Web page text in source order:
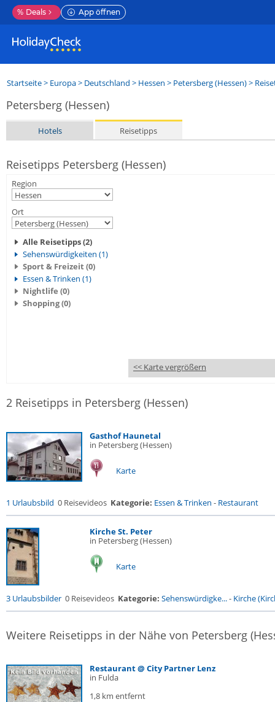
% Deals App öffnen
Startseite> Europa> Deutschland > Hessen > Petersberg (Hessen)>
Petersberg (Hessen)
Hotels Reisetipps
Reisetipps Petersberg (Hessen)
Region
Ort
Alle Reisetipps (2)
Sehenswürdigkeiten (1)
Sport & Freizeit (0)
Essen & Trinken (1)
Nightlife (0)
Shopping (0)
<< Karte vergrößern
2 Reisetipps in Petersberg (Hessen)
Gasthof Haunetal
in Petersberg (Hessen)
Karte
1 Urlaubsbild 0 Reisevideos Kategorie: Essen & Trinken - Restaurant
Kirche St. Peter
in Petersberg (Hessen)
Karte
3 Urlaubsbilder 0 Reisevideos Kategorie: Sehenswürdigke...- Kirche
Weitere Reisetipps in der Nähe von Petersberg
Restaurant @ City Partner Lenz
in Fulda
1,8 km entfernt